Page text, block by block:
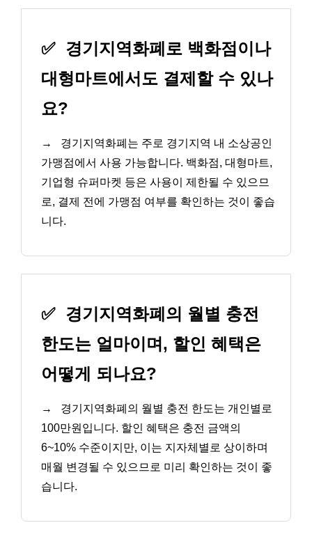
✅ 경기지역화폐로 백화점이나
대형마트에서도 결제할 수 있나
요?
→
경기지역화폐는 주로 경기지역 내 소상공인
가맹점에서 사용 가능합니다. 백화점, 대형마트,
기업형 슈퍼마켓 등은 사용이 제한될 수 있으므
로, 결제 전에 가맹점 여부를 확인하는 것이 좋습
니다.
✅ 경기지역화폐의 월별 충전
한도는 얼마이며, 할인 혜택은
어떻게 되나요?
→
경기지역화폐의 월별 충전 한도는 개인별로
100만원입니다. 할인 혜택은 충전 금액의
6~10% 수준이지만, 이는 지자체별로 상이하며
매월 변경될 수 있으므로 미리 확인하는 것이 좋
습니다.